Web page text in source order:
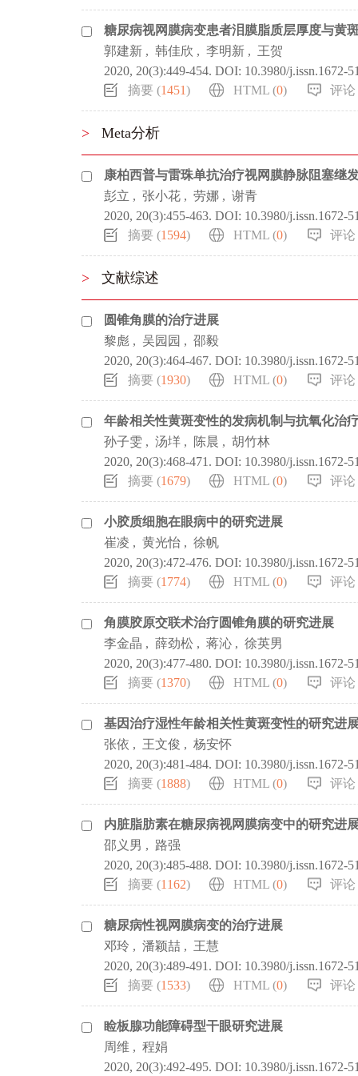
糖尿病视网膜病变患者泪膜脂质层厚度与黄
郭建新 , 韩佳欣 , 李明新 , 王贺
2020, 20(3):449-454. DOI: 10.3980/j.issn.1672-
摘要 (1451) HTML (0) 评论
> Meta分析
康柏西普与雷珠单抗治疗视网膜静脉阻塞继
彭立 , 张小花 , 劳娜 , 谢青
2020, 20(3):455-463. DOI: 10.3980/j.issn.1672-
摘要 (1594) HTML (0) 评论
> 文献综述
圆锥角膜的治疗进展
黎彪 , 吴园园 , 邵毅
2020, 20(3):464-467. DOI: 10.3980/j.issn.1672-
摘要 (1930) HTML (0) 评论
年龄相关性黄斑变性的发病机制与抗氧化治
孙子雯 , 汤垟 , 陈晨 , 胡竹林
2020, 20(3):468-471. DOI: 10.3980/j.issn.1672-
摘要 (1679) HTML (0) 评论
小胶质细胞在眼病中的研究进展
崔凌 , 黄光怡 , 徐帆
2020, 20(3):472-476. DOI: 10.3980/j.issn.1672-
摘要 (1774) HTML (0) 评论
角膜胶原交联术治疗圆锥角膜的研究进展
李金晶 , 薛劲松 , 蒋沁 , 徐英男
2020, 20(3):477-480. DOI: 10.3980/j.issn.1672-
摘要 (1370) HTML (0) 评论
基因治疗湿性年龄相关性黄斑变性的研究进
张依 , 王文俊 , 杨安怀
2020, 20(3):481-484. DOI: 10.3980/j.issn.1672-
摘要 (1888) HTML (0) 评论
内脏脂肪素在糖尿病视网膜病变中的研究进
邵义男 , 路强
2020, 20(3):485-488. DOI: 10.3980/j.issn.1672-
摘要 (1162) HTML (0) 评论
糖尿病性视网膜病变的治疗进展
邓玲 , 潘颖喆 , 王慧
2020, 20(3):489-491. DOI: 10.3980/j.issn.1672-
摘要 (1533) HTML (0) 评论
睑板腺功能障碍型干眼研究进展
周维 , 程娟
2020, 20(3):492-495. DOI: 10.3980/j.issn.1672-